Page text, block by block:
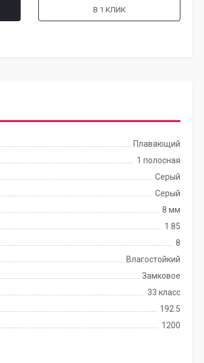
В 1 КЛИК
Плавающий
1 полосная
Серый
Серый
8 мм
1.85
8
Влагостойкий
Замковое
33 класс
192.5
1200